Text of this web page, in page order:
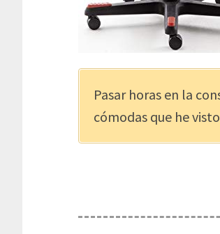
Pasar horas en la
cómodas que he